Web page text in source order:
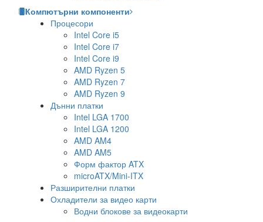
Компютърни компоненти
Процесори
Intel Core i5
Intel Core i7
Intel Core i9
AMD Ryzen 5
AMD Ryzen 7
AMD Ryzen 9
Дънни платки
Intel LGA 1700
Intel LGA 1200
AMD AM4
AMD AM5
Форм фактор ATX
microATX/Mini-ITX
Разширителни платки
Охладители за видео карти
Водни блокове за видеокарти